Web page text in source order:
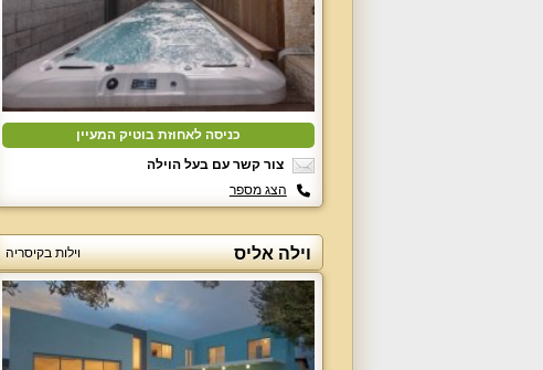
כניסה לאחוזת בוטיק המעיין
צור קשר עם בעל הוילה
הצג מספר
וילה אליס וילות בקיסריה